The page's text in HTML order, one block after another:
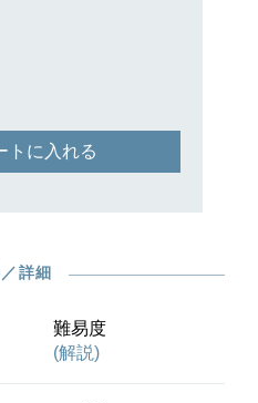
トに入れる
詳細
難易度
(解説)